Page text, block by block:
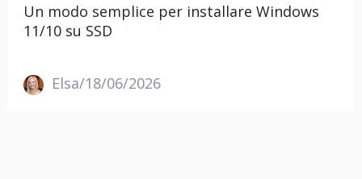
Un modo semplice per installare Windows
11/10 su SSD
Elsa/18/06/2026